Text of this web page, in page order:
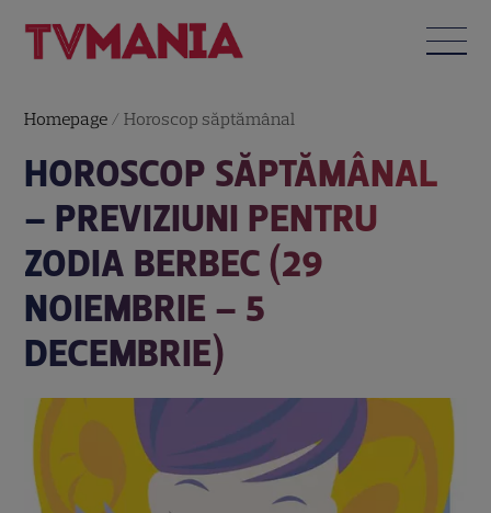
Homepage /Horoscop săptămânal
HOROSCOP SĂPTĂMÂNAL
– PREVIZIUNI PENTRU
ZODIA BERBEC (29
NOIEMBRIE – 5
DECEMBRIE)